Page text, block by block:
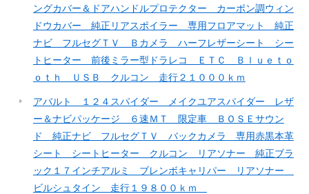
ングカバー＆ドアハンドルプロテクター カーボン調ウィン
ドウカバー 純正リアスポイラー 専用フロアマット 純正
ナビ フルセグＴＶ Ｂカメラ ハーフレザーシート シー
トヒーター 前後ミラー型ドラレコ ＥＴＣ Ｂｌｕｅｔｏ
ｏｔｈ ＵＳＢ クルコン 走行２１０００ｋｍ
アバルト １２４スパイダー メイクユアスパイダー レザ
ー＆ナビパッケージ ６速ＭＴ 限定車 ＢＯＳＥサウン
ド 純正ナビ フルセグＴＶ バックカメラ 専用赤黒本革
シート シートヒーター クルコン リアソナー 純正ブラ
ック１７インチアルミ ブレンボキャリパー リアソナー
ビルシュタイン 走行１９８００ｋｍ